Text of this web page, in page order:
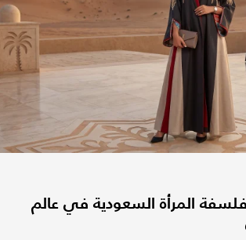
المرأة السعودية في عالم